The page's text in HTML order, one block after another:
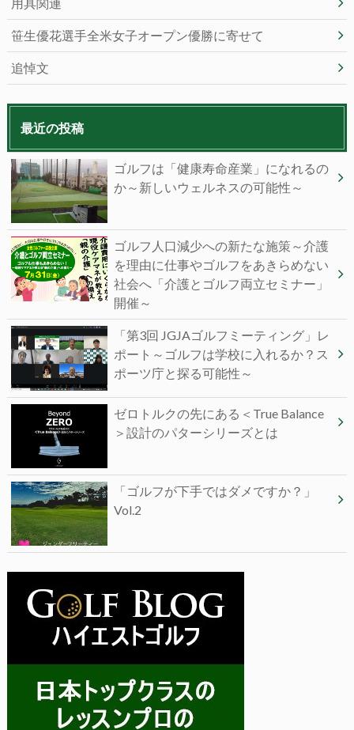
用具関連
笹生優花選手全米女子オープン優勝に寄せて
追悼文
最近の投稿
ゴルフは「健康寿命産業」になれるの
か～新しいウェルネスの可能性～
ゴルフ人口減少への新たな施策～介護
を理由に仕事やゴルフをあきらめない
社会へ「介護とゴルフ両立セミナー」
開催～
「第3回 JGJAゴルフミーティング」レ
ポート～ゴルフは学校に入れるか？ス
ポーツ庁と探る可能性～
ゼロトルクの先にある＜True Balance
＞設計のパターシリーズとは
「ゴルフが下手ではダメですか？」
Vol.2